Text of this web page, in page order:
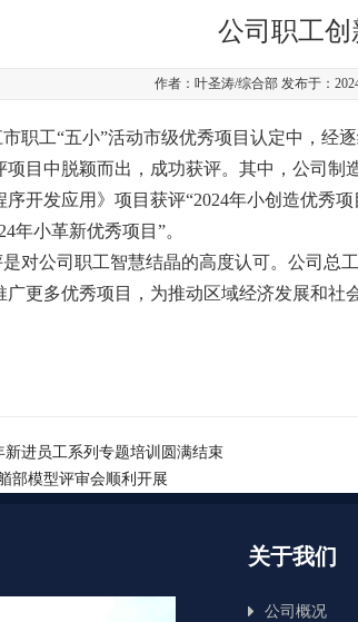
公司职工
作者：叶圣涛/综合部 发布于：
市职工“五小”活动市级优秀项目认定中，经
项目中脱颖而出，成功获评。其中，公司
开发应用》项目获评“2024年小创造优秀
年小革新优秀项目”。
对公司职工智慧结晶的高度认可。公司总
更多优秀项目，为推动区域经济发展和社
新进员工系列专题培训圆满结束
部模型评审会顺利开展
关于我们
公司概况